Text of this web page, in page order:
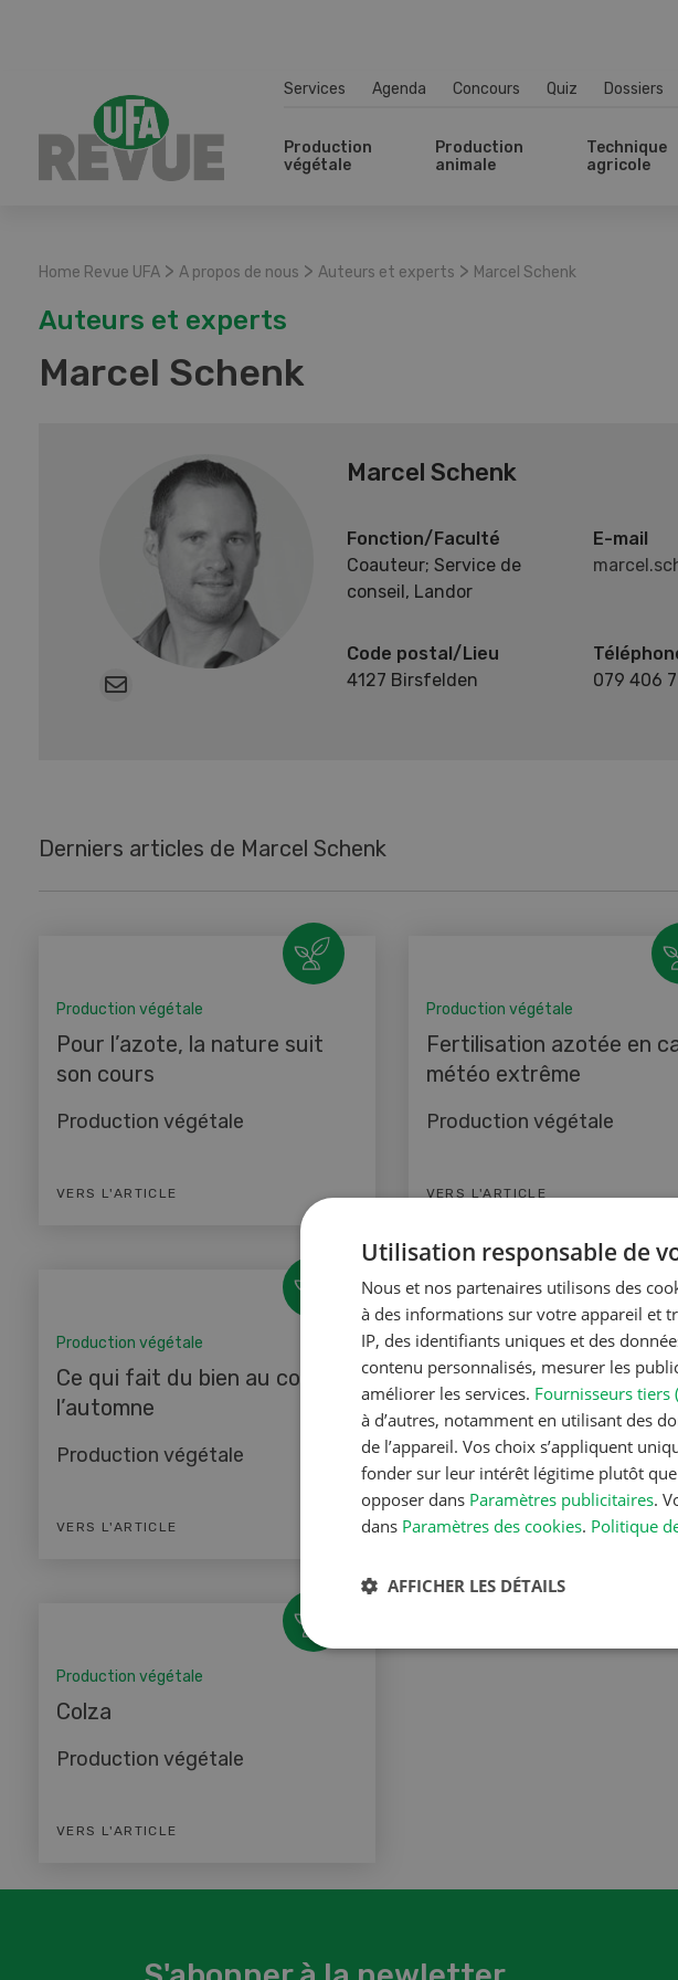
Services Agenda Concours Quiz Dossiers
Production
végétale
Production
animale
Technique
agricole
Home Revue UFA > A propos de nous > Auteurs et experts > Marcel Schenk
Auteurs et experts
Marcel Schenk
Marcel Schenk
Fonction/Faculté
Coauteur; Service de
conseil, Landor
E-mail
Code postal/Lieu
4127 Birsfelden
079 406
Derniers articles de Marcel Schenk
Production végétale
Pour l’azote, la nature suit
son cours
Production végétale
VERS L'ARTICLE
Production végétale
Fertilisation azotée en
météo extrême
Production végétale
VERS L'ARTICLE
Production végétale
Ce qui fait du bien au colza à
l’automne
Production végétale
VERS L'ARTICLE
Production végétale
Le phosphore, un
difficile à assimiler
Production végétale
VERS L'ARTICLE
Production végétale
Colza
Production végétale
VERS L'ARTICLE
Utilisation responsable de
Nous et nos partenaires utilisons des
à des informations sur votre appareil et
IP, des identifiants uniques et des
contenu personnalisés, mesurer les
améliorer les services. Fournisseurs tiers
à d’autres, notamment en utilisant des
de l’appareil. Vos choix s’appliquent
fonder sur leur intérêt légitime plutôt
opposer dans Paramètres publicitaires.
dans Paramètres des cookies. Politique
AFFICHER LES DÉTAILS